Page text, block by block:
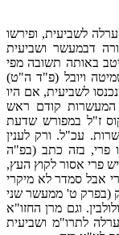
לשביעית, ופירשו
דבמעשר ושביעית
באותה תשובה מפי
ויובל (פ"ד ה"ט)
לשביעית, אם היו
המעשרות קודם ראש
ז"ל במפורש שדעת
עכ"ל. ורק לענין
פרי, בזה כתב (בפ"ה
פרי אסור לקוץ העץ,
אבל סמדר לא מיקרי
(בפרק ט' ממעשר שני
וגם מרן החזו"א
לתרו"מ ושביעית